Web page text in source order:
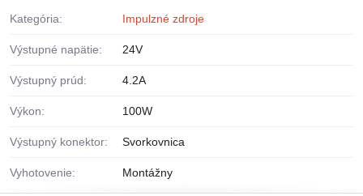
Kategória: Impulzné zdroje
Výstupné napätie: 24V
Výstupný prúd: 4.2A
Výkon: 100W
Výstupný konektor: Svorkovnica
Vyhotovenie: Montážny